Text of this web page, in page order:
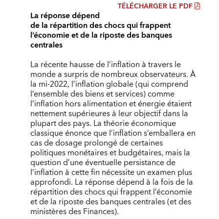
TÉLÉCHARGER LE PDF
La réponse dépend
de la répartition des chocs qui frappent
l’économie et de la riposte des banques
centrales
La récente hausse de l’inflation à travers le
monde a surpris de nombreux observateurs. À
la mi-2022, l’inflation globale (qui comprend
l’ensemble des biens et services) comme
l’inflation hors alimentation et énergie étaient
nettement supérieures à leur objectif dans la
plupart des pays. La théorie économique
classique énonce que l’inflation s’emballera en
cas de dosage prolongé de certaines
politiques monétaires et budgétaires, mais la
question d’une éventuelle persistance de
l’inflation à cette fin nécessite un examen plus
approfondi. La réponse dépend à la fois de la
répartition des chocs qui frappent l’économie
et de la riposte des banques centrales (et des
ministères des Finances).